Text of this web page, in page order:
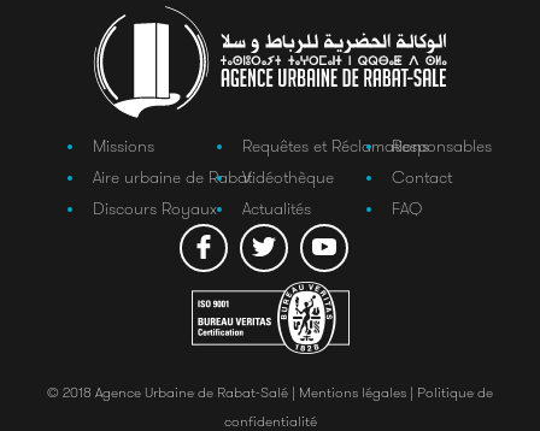
Missions
Aire urbaine de Rabat
Discours Royaux
Requêtes et Réclamations
Vidéothèque
Actualités
Responsables
Contact
FAQ
© 2018 Agence Urbaine de Rabat-Salé | Mentions légales | Politique de
confidentialité